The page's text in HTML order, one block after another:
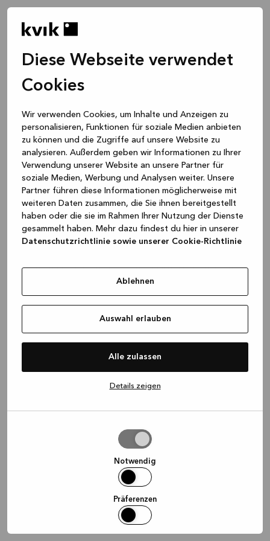
Diese Webseite verwendet
Cookies
Wir verwenden Cookies, um Inhalte und Anzeigen zu
personalisieren, Funktionen für soziale Medien anbieten
zu können und die Zugriffe auf unsere Website zu
analysieren. Außerdem geben wir Informationen zu Ihrer
Verwendung unserer Website an unsere Partner für
soziale Medien, Werbung und Analysen weiter. Unsere
Partner führen diese Informationen möglicherweise mit
weiteren Daten zusammen, die Sie ihnen bereitgestellt
haben oder die sie im Rahmen Ihrer Nutzung der Dienste
gesammelt haben. Mehr dazu findest du hier in unserer
Datenschutzrichtlinie sowie unserer Cookie-Richtlinie
Ablehnen
Auswahl erlauben
Alle zulassen
Details zeigen
Notwendig
Präferenzen
loadingwww.kvik.de (see the browser console for more
information)